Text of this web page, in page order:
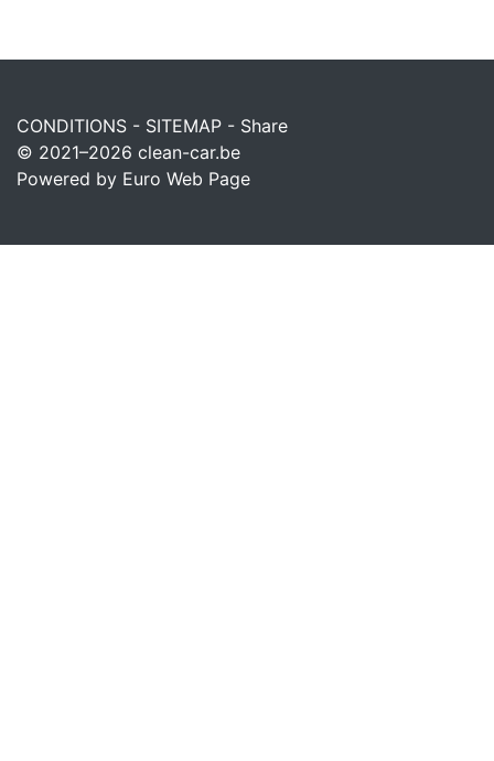
CONDITIONS - SITEMAP - Share
© 2021–2026 clean-car.be
Powered by Euro Web Page